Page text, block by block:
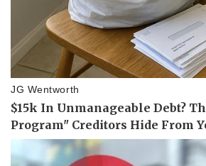
Thể thao
Bóng đá
Lịch thi đấu bóng đá
Thế giới thể thao
eSports
Hậu trường
Ô tô -
Xe máy
Tư vấn